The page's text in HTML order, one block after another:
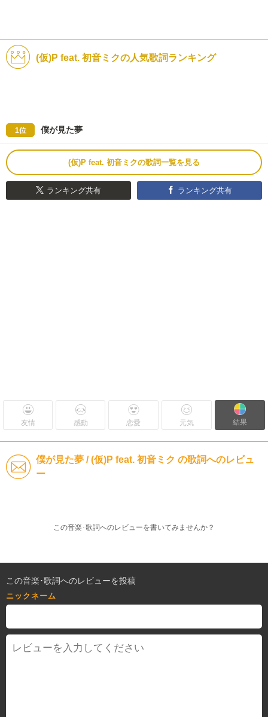
(仮)P feat. 初音ミクの人気歌詞ランキング
1位 僕が見た夢
(仮)P feat. 初音ミクの歌詞一覧を見る
ランキング共有 ランキング共有
友情 感動 恋愛 元気 結果
僕が見た夢 / (仮)P feat. 初音ミク の歌詞へのレビュ
ー
この音楽･歌詞へのレビューを書いてみませんか？
この音楽･歌詞へのレビューを投稿
ニックネーム